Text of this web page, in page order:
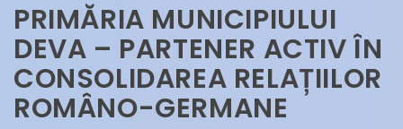
PRIMĂRIA MUNICIPIULUI
DEVA – PARTENER ACTIV ÎN
CONSOLIDAREA RELAȚIILOR
ROMÂNO-GERMANE